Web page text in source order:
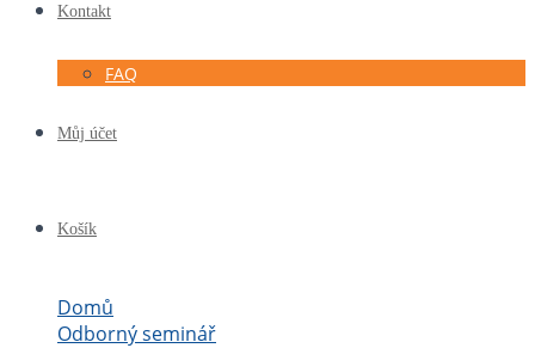
Kontakt
FAQ
Můj účet
Košík
Domů
Odborný seminář